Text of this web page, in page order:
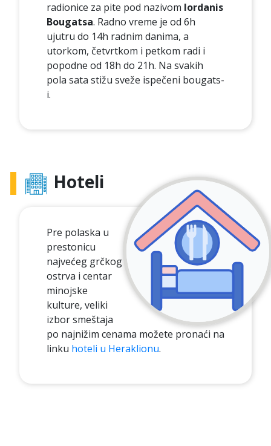
radionice za pite pod nazivom Iordanis
Bougatsa. Radno vreme je od 6h
ujutru do 14h radnim danima, a
utorkom, četvrtkom i petkom radi i
popodne od 18h do 21h. Na svakih
pola sata stižu sveže ispečeni bougats-
i.
Hoteli
Pre polaska u
prestonicu
najvećeg grčkog
ostrva i centar
minojske
kulture, veliki
izbor smeštaja
po najnižim cenama možete pronaći na
linku hoteli u Heraklionu.